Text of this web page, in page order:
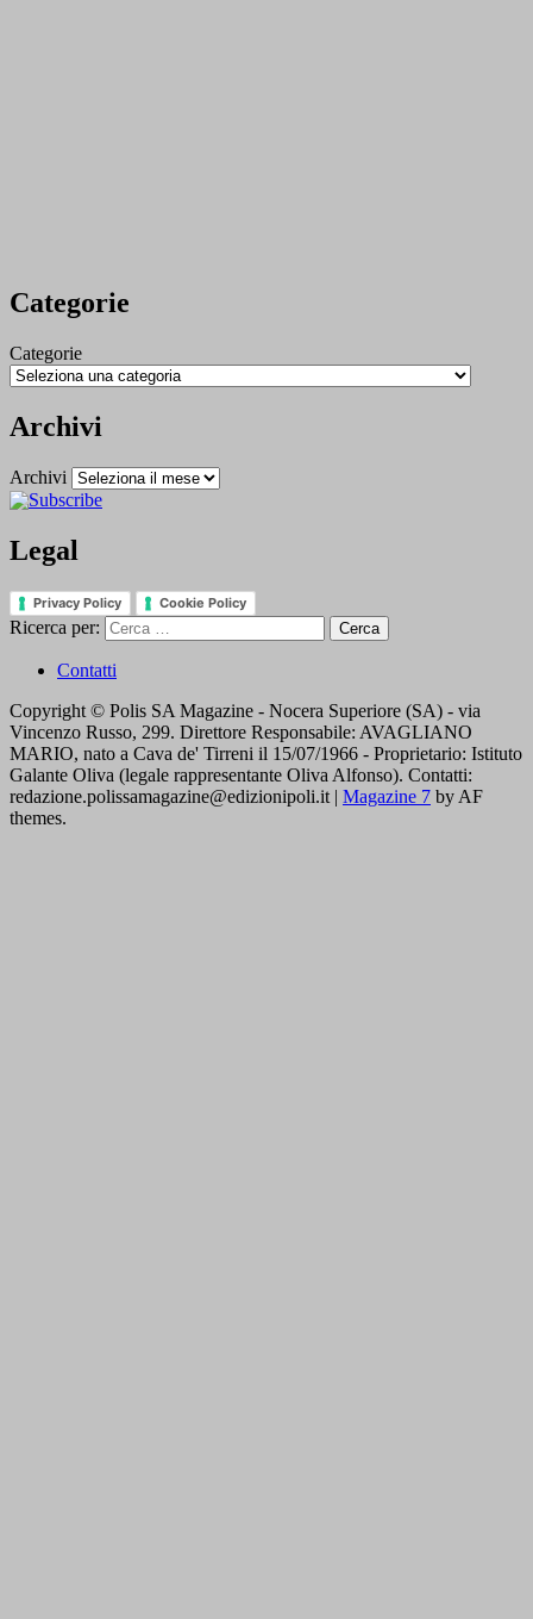
Categorie
Categorie
Archivi
Archivi
Legal
Privacy Policy Cookie Policy
Ricerca per:
Contatti
Copyright © Polis SA Magazine - Nocera Superiore (SA) - via
Vincenzo Russo, 299. Direttore Responsabile: AVAGLIANO
MARIO, nato a Cava de' Tirreni il 15/07/1966 - Proprietario: Istituto
Galante Oliva (legale rappresentante Oliva Alfonso). Contatti:
redazione.polissamagazine@edizionipoli.it | Magazine 7 by AF
themes.